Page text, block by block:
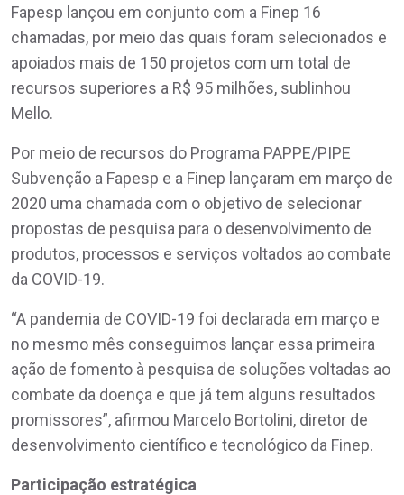
Fapesp lançou em conjunto com a Finep 16
chamadas, por meio das quais foram selecionados e
apoiados mais de 150 projetos com um total de
recursos superiores a R$ 95 milhões, sublinhou
Mello.
Por meio de recursos do Programa PAPPE/PIPE
Subvenção a Fapesp e a Finep lançaram em março de
2020 uma chamada com o objetivo de selecionar
propostas de pesquisa para o desenvolvimento de
produtos, processos e serviços voltados ao combate
da COVID-19.
“A pandemia de COVID-19 foi declarada em março e
no mesmo mês conseguimos lançar essa primeira
ação de fomento à pesquisa de soluções voltadas ao
combate da doença e que já tem alguns resultados
promissores”, afirmou Marcelo Bortolini, diretor de
desenvolvimento científico e tecnológico da Finep.
Participação estratégica